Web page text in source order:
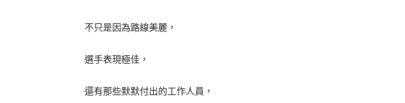
不只是因為路線美麗，
選手表現極佳，
還有那些默默付出的工作人員，